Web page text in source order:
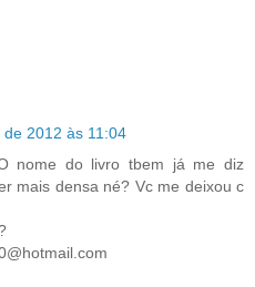
2012 às 11:04
nome do livro tbem já me diz
mais densa né? Vc me deixou c